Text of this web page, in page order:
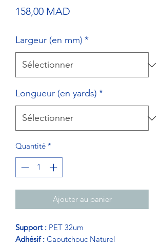
158,00 MAD
Largeur (en mm) *
Longueur (en yards) *
Quantité *
Ajouter au panier
Support : PET 32um
Adhésif : Caoutchouc Naturel